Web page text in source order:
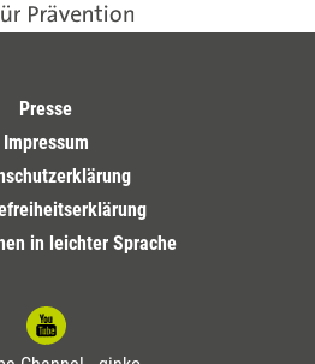
Presse
Impressum
in leichter Sprache